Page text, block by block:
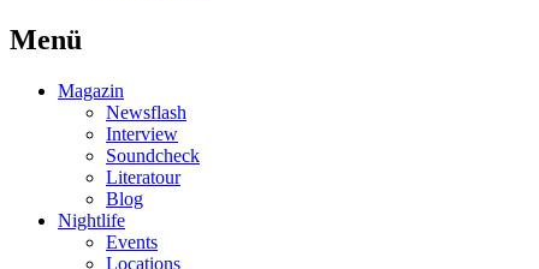
Menü
Magazin
Newsflash
Interview
Soundcheck
Literatour
Blog
Nightlife
Events
Locations